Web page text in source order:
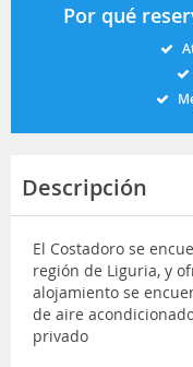
Por qué
Descripción
El Costadoro se
región de Liguria, y
alojamiento se
de aire
privado